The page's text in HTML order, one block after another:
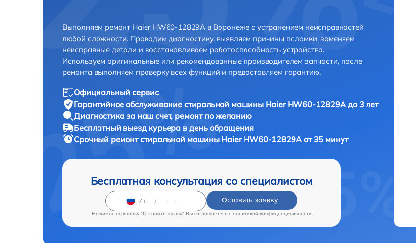
Выполняем ремонт Haier HW60-12829A в Воронеже с устранением неисправностей
любой сложности. Проводим диагностику, выявляем причины поломки, заменяем
неисправные детали и восстанавливаем работоспособность устройства.
Используем оригинальные или рекомендованные производителем запчасти, после
ремонта выполняем проверку всех функций и предоставляем гарантию.
Официальный сервис
Гарантийное обслуживание стиральной машины Haier HW60-12829A до 3 лет
Диагностика за наш счет, ремонт по желанию
Бесплатный выезд курьера в день обращения
Срочный ремонтстиральной машины Haier HW60-12829A от 35 минут
Бесплатная консультация со специалистом
Оставить заявку
Нажимая на кнопку "Оставить заявку" Вы соглашаетесь c политикой конфиденциальности